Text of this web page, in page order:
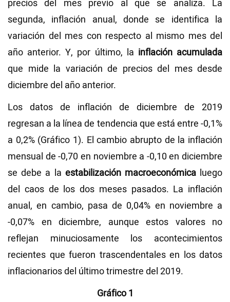
precios del mes previo al que se analiza. La
segunda, inflación anual, donde se identifica la
variación del mes con respecto al mismo mes del
año anterior. Y, por último, la inflación acumulada
que mide la variación de precios del mes desde
diciembre del año anterior.
Los datos de inflación de diciembre de 2019
regresan a la línea de tendencia que está entre -0,1%
a 0,2% (Gráfico 1). El cambio abrupto de la inflación
mensual de -0,70 en noviembre a -0,10 en diciembre
se debe a la estabilización macroeconómicaluego
del caos de los dos meses pasados. La inflación
anual, en cambio, pasa de 0,04% en noviembre a
-0,07% en diciembre, aunque estos valores no
reflejan minuciosamente los acontecimientos
recientes que fueron trascendentales en los datos
inflacionarios del último trimestre del 2019.
Gráfico 1